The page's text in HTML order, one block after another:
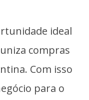
ideal
compras
Com isso
para o